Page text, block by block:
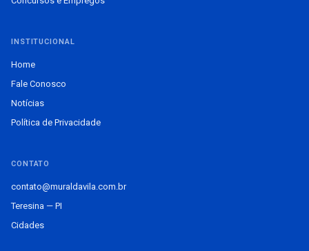
INSTITUCIONAL
Home
Fale Conosco
Notícias
Política de Privacidade
CONTATO
contato@muraldavila.com.br
Teresina — PI
Cidades